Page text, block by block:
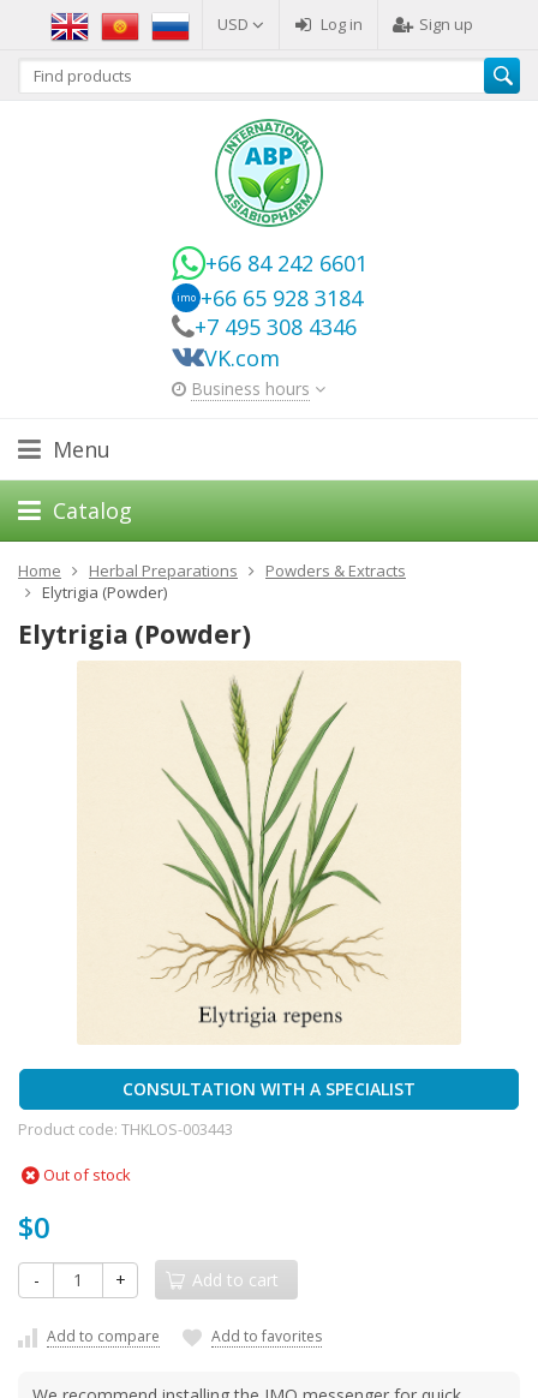
USD Log in Sign up
+66 84 242 6601
imo +66 65 928 3184
+7 495 308 4346
VK.com
Business hours
Menu
Catalog
Home Herbal Preparations
Powders & Extracts
Elytrigia (Powder)
Elytrigia (Powder)
CONSULTATION WITH A SPECIALIST
Product code: THKLOS-003443
Out of stock
$0
- + Add to cart
Add to compare Add to favorites